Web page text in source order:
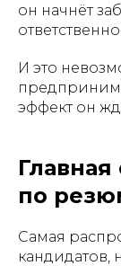
он начнёт
И это
эффект он
по
Самая
кандидатов,